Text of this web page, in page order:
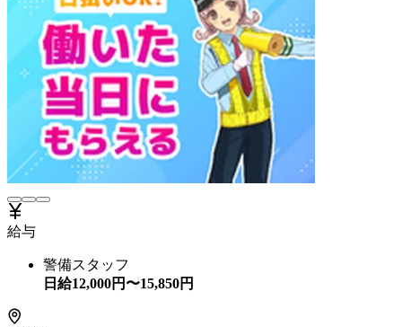
給与
警備スタッフ
日給12,000円〜15,850円